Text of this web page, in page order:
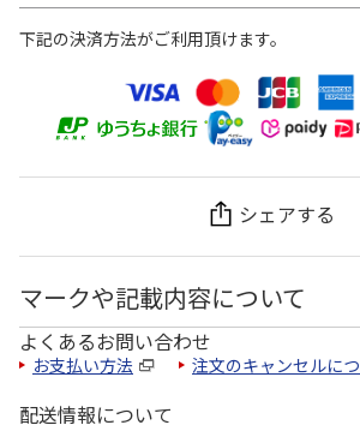
下記の決済方法がご利用頂けます。
シェアする
マークや記載内容について
よくあるお問い合わせ
お支払い方法 注文のキャンセルに
配送情報について